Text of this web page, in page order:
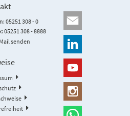
05251 308 - 0
05251 308 - 8888
senden